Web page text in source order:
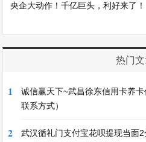
央企大动作！千亿巨头，利好来了！
热门
1
诚信赢天下~武昌徐东信用卡养
联系方式）
2
武汉循礼门支付宝花呗提现当面